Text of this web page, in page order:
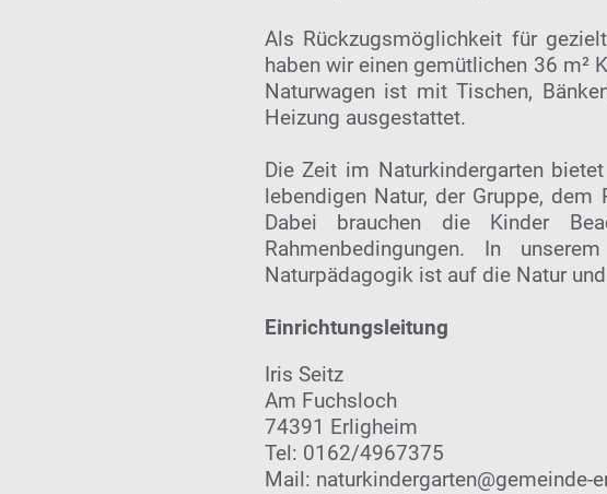
Als Rückzugsmöglichkeit für
haben wir einen gemütlichen 36 m²
Naturwagen ist mit Tischen,
Heizung ausgestattet.
Die Zeit im Naturkindergarten
lebendigen Natur, der Gruppe,
Dabei brauchen die Kinder
Rahmenbedingungen. In
Naturpädagogik ist auf die Natur
Einrichtungsleitung
Iris Seitz
Am Fuchsloch
74391 Erligheim
Tel: 0162/4967375
Mail: naturkindergarten@gemeinde-